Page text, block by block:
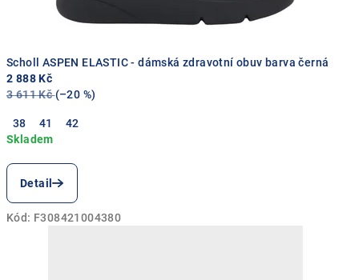
h
o
d
l
a
Scholl ASPEN ELASTIC - dámská zdravotní obuv barva černá
2 888 Kč
3 611 Kč (–20 %)
38 41 42
Detail
Kód: F308421004380